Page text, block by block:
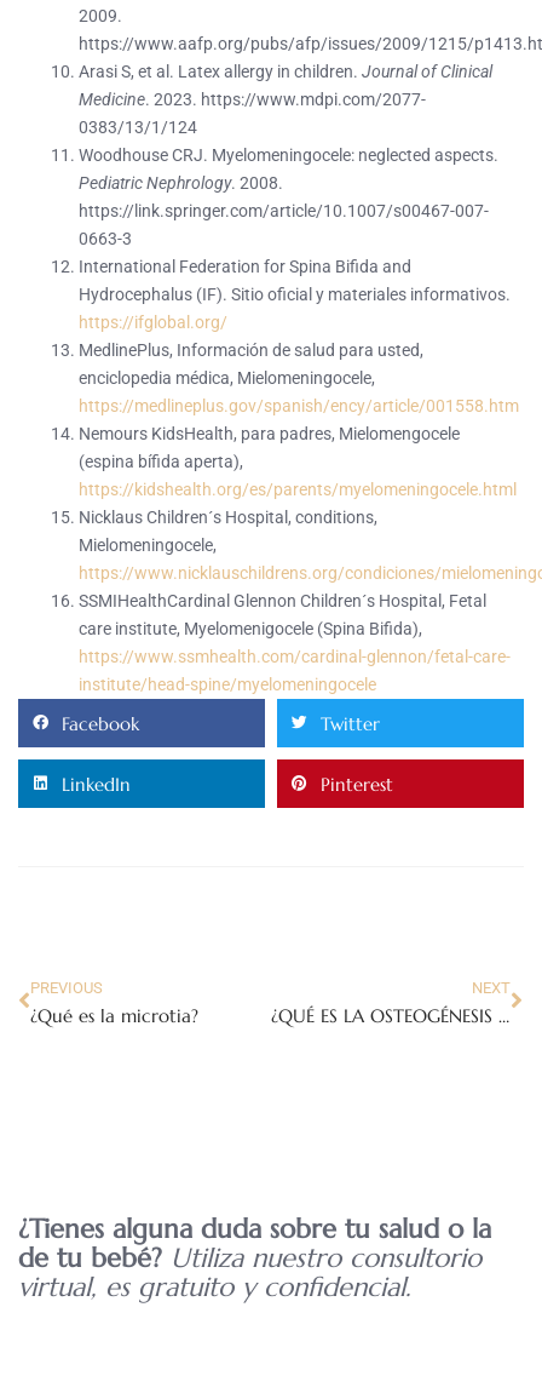
2009.
https://www.aafp.org/pubs/afp/issues/2009/1215/
Arasi S, et al. Latex allergy in children. Journal of Clinical
Medicine. 2023. https://www.mdpi.com/2077-
0383/13/1/124
Woodhouse CRJ. Myelomeningocele: neglected aspects.
Pediatric Nephrology. 2008.
https://link.springer.com/article/10.1007/s00467-007-
0663-3
International Federation for Spina Bifida and
Hydrocephalus (IF). Sitio oficial y materiales informativos.
https://ifglobal.org/
MedlinePlus, Información de salud para usted,
enciclopedia médica, Mielomeningocele,
https://medlineplus.gov/spanish/ency/article/001558.htm
Nemours KidsHealth, para padres, Mielomengocele
(espina bífida aperta),
https://kidshealth.org/es/parents/myelomeningocele.html
Nicklaus Children´s Hospital, conditions,
Mielomeningocele,
https://www.nicklauschildrens.org/condiciones/
SSMIHealthCardinal Glennon Children´s Hospital, Fetal
care institute, Myelomenigocele (Spina Bifida),
https://www.ssmhealth.com/cardinal-glennon/fetal-care-
institute/head-spine/myelomeningocele
Facebook Twitter
LinkedIn Pinterest
PREVIOUS
¿Qué es la microtia?
NEXT
¿QUÉ ES LA OSTEOGÉNESIS IMPERFECTA O ENFERMEDAD DE LOS HUESOS FRÁGILES?
¿Tienes alguna duda sobre tu salud o la
de tu bebé? Utiliza nuestro consultorio
virtual, es gratuito y confidencial.